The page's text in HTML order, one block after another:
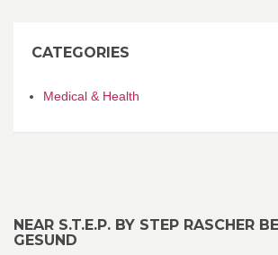
CATEGORIES
Medical & Health
NEAR S.T.E.P. BY STEP RASCHER
GESUND